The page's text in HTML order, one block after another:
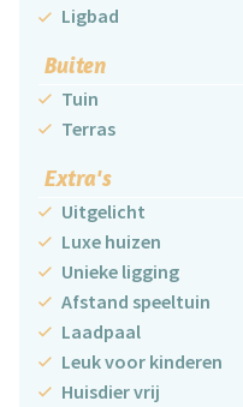
Ligbad
Buiten
Tuin
Terras
Extra's
Uitgelicht
Luxe huizen
Unieke ligging
Afstand speeltuin
Laadpaal
Leuk voor kinderen
Huisdier vrij